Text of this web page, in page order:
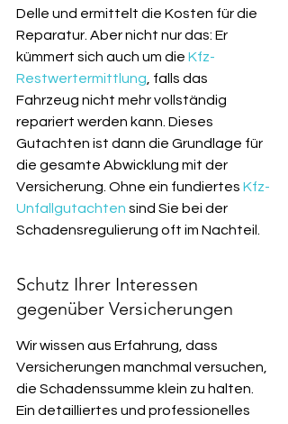
Delle und ermittelt die Kosten für die
Reparatur. Aber nicht nur das: Er
kümmert sich auch um die Kfz-
Restwertermittlung , falls das
Fahrzeug nicht mehr vollständig
repariert werden kann. Dieses
Gutachten ist dann die Grundlage für
die gesamte Abwicklung mit der
Versicherung. Ohne ein fundiertes Kfz-
Unfallgutachten sind Sie bei der
Schadensregulierung oft im Nachteil.
Schutz Ihrer Interessen
gegenüber Versicherungen
Wir wissen aus Erfahrung, dass
Versicherungen manchmal versuchen,
die Schadenssumme klein zu halten.
Ein detailliertes und professionelles